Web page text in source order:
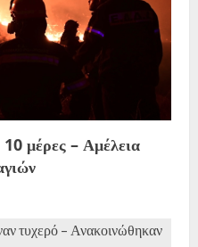
μέρες – Αμέλεια